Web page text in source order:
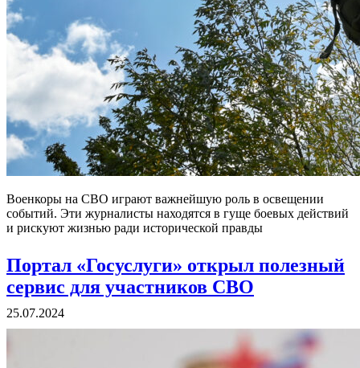
Военкоры на СВО играют важнейшую роль в освещении
событий. Эти журналисты находятся в гуще боевых действий
и рискуют жизнью ради исторической правды
Портал «Госуслуги» открыл полезный
сервис для участников СВО
25.07.2024